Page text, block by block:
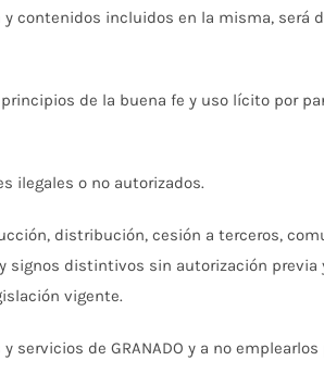
contenidos incluidos en la misma,
de la buena fe y uso lícito por
ilegales o no autorizados.
distribución, cesión a terceros,
distintivos sin autorización
vigente.
de GRANADO y a no emplearlos